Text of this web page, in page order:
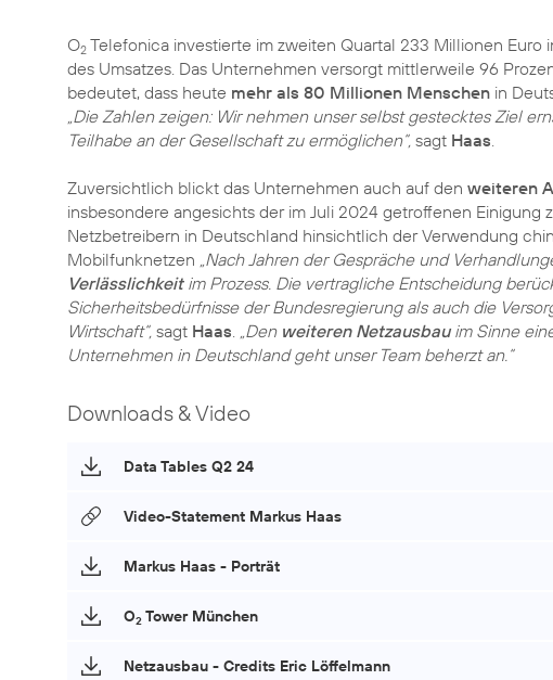
O2 Telefonica investierte im zweiten Quartal 233 Millionen Euro
des Umsatzes. Das Unternehmen versorgt mittlerweile 96
bedeutet, dass heute mehr als 80 Millionen Menschen in
„Die Zahlen zeigen: Wir nehmen unser selbst gestecktes Ziel
Teilhabe an der Gesellschaft zu ermöglichen“, sagt Haas
Zuversichtlich blickt das Unternehmen auch auf den weiteren
insbesondere angesichts der im Juli 2024 getroffenen
Netzbetreibern in Deutschland hinsichtlich der Verwendung
Mobilfunknetzen „Nach Jahren der Gespräche und
Verlässlichkeitim Prozess. Die vertragliche Entscheidung
Sicherheitsbedürfnisse der Bundesregierung als auch die
Wirtschaft“, sagt Haas „Den weiteren Netzausbauim Sinne
Unternehmen in Deutschland geht unser Team beherzt an.“
Downloads & Video
Data Tables Q2 24
Video-Statement Markus Haas
Markus Haas - Porträt
O2 Tower München
Netzausbau - Credits Eric Löffelmann